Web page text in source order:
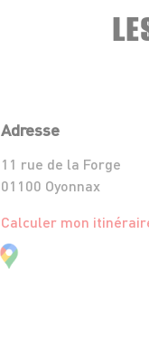
Adresse
11 rue de la Forge
01100 Oyonnax
Calculer mon